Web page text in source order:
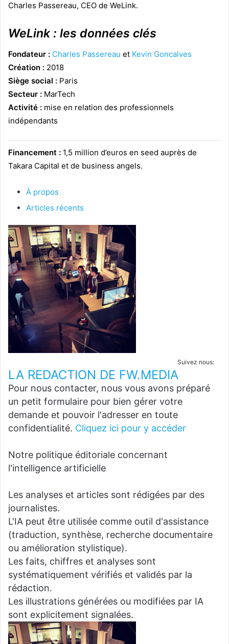
Charles Passereau, CEO de WeLink.
WeLink : les données clés
Fondateur : Charles Passereau et Kevin Goncalves
Création : 2018
Siège social : Paris
Secteur : MarTech
Activité : mise en relation des professionnels
indépendants
Financement : 1,5 million d’euros en seed auprès de
Takara Capital et de business angels.
À propos
Articles récents
Suivez nous:
LA REDACTION DE FW.MEDIA
Pour nous contacter, nous vous avons préparé
un petit formulaire pour bien gérer votre
demande et pouvoir l'adresser en toute
confidentialité. Cliquez ici pour y accéder
Notre politique éditoriale concernant
l'intelligence artificielle
Les analyses et articles sont rédigées par des
journalistes.
L'IA peut être utilisée comme outil d'assistance
(traduction, synthèse, recherche documentaire
ou amélioration stylistique).
Les faits, chiffres et analyses sont
systématiquement vérifiés et validés par la
rédaction.
Les illustrations générées ou modifiées par IA
sont explicitement signalées.